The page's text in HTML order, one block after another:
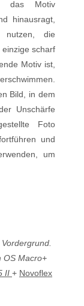
das Motiv
hinausragt,
nutzen, die
scharf
Motiv ist,
Bild, in dem
Unschärfe
Foto
und
um
OS Macro+
II + Novoflex